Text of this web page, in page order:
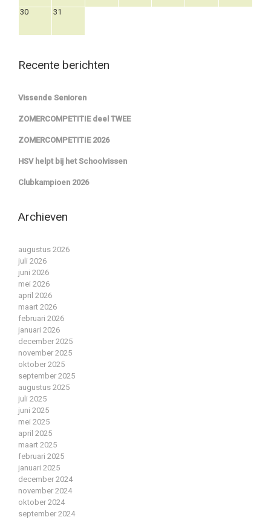
30 31
Recente berichten
Vissende Senioren
ZOMERCOMPETITIE deel TWEE
ZOMERCOMPETITIE 2026
HSV helpt bij het Schoolvissen
Clubkampioen 2026
Archieven
augustus 2026
juli 2026
juni 2026
mei 2026
april 2026
maart 2026
februari 2026
januari 2026
december 2025
november 2025
oktober 2025
september 2025
augustus 2025
juli 2025
juni 2025
mei 2025
april 2025
maart 2025
februari 2025
januari 2025
december 2024
november 2024
oktober 2024
september 2024